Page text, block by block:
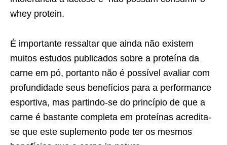
whey protein.
É importante ressaltar que ainda não existem
muitos estudos publicados sobre a proteína da
carne em pó, portanto não é possível avaliar com
profundidade seus benefícios para a performance
esportiva, mas partindo-se do princípio de que a
carne é bastante completa em proteínas acredita-
se que este suplemento pode ter os mesmos